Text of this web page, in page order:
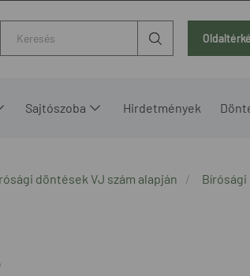
Sajtószoba Hirdetmények
döntések VJ szám alapján
Bírósági